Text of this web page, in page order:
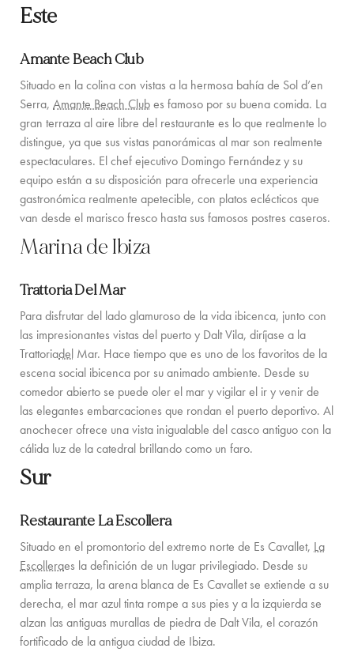
Este
Amante Beach Club
Situado en la colina con vistas a la hermosa bahía de Sol d’en
Serra, Amante Beach Clubes famoso por su buena comida. La
gran terraza al aire libre del restaurante es lo que realmente lo
distingue, ya que sus vistas panorámicas al mar son realmente
espectaculares. El chef ejecutivo Domingo Fernández y su
equipo están a su disposición para ofrecerle una experiencia
gastronómica realmente apetecible, con platos eclécticos que
van desde el marisco fresco hasta sus famosos postres caseros.
Marina de Ibiza
Trattoria Del Mar
Para disfrutar del lado glamuroso de la vida ibicenca, junto con
las impresionantes vistas del puerto y Dalt Vila, diríjase a la
Trattoriadel Mar. Hace tiempo que es uno de los favoritos de la
escena social ibicenca por su animado ambiente. Desde su
comedor abierto se puede oler el mar y vigilar el ir y venir de
las elegantes embarcaciones que rondan el puerto deportivo. Al
anochecer ofrece una vista inigualable del casco antiguo con la
cálida luz de la catedral brillando como un faro.
Sur
Restaurante La Escollera
Situado en el promontorio del extremo norte de Es Cavallet, La
Escolleraes la definición de un lugar privilegiado. Desde su
amplia terraza, la arena blanca de Es Cavallet se extiende a su
derecha, el mar azul tinta rompe a sus pies y a la izquierda se
alzan las antiguas murallas de piedra de Dalt Vila, el corazón
fortificado de la antigua ciudad de Ibiza.